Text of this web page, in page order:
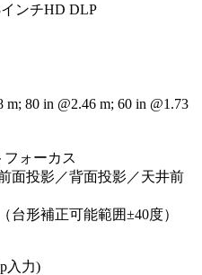
ンチHD DLP
80 in @2.46 m; 60 in @1.73
フォーカス
面投影／背面投影／天井前
台形補正可能範囲±40度）
入力)